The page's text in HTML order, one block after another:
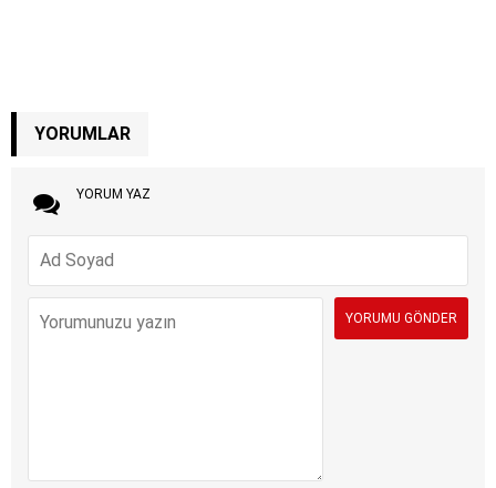
YORUMLAR
YORUM YAZ